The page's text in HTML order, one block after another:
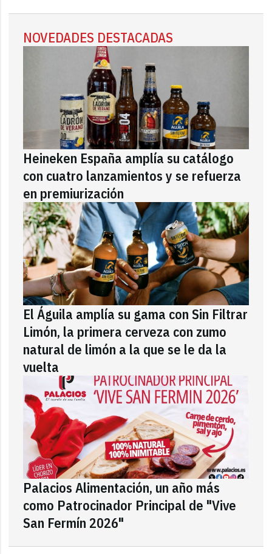
NOVEDADES DESTACADAS
Heineken España amplía su catálogo
con cuatro lanzamientos y se refuerza
en premiurización
El Águila amplía su gama con Sin Filtrar
Limón, la primera cerveza con zumo
natural de limón a la que se le da la
vuelta
Palacios Alimentación, un año más
como Patrocinador Principal de "Vive
San Fermín 2026"